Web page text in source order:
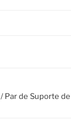
/ Par de Suporte